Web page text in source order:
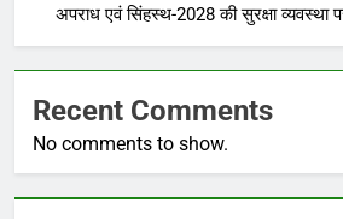
अपराध एवं सिंहस्थ-2028 की सुरक्षा व्यवस्था
Recent Comments
No comments to show.